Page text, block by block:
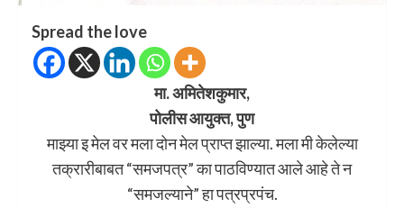
Spread the love
मा. अमितेशकुमार,
पोलीस आयुक्त, पुण
माझ्या इ मेल वर मला दोन मेल प्राप्त झाल्या. मला मी केलेल्या
तक्रारीबाबत “समजपत्र” का पाठविण्यात आले आहे ते न
“समजल्याने” हा पत्रप्रपंच.